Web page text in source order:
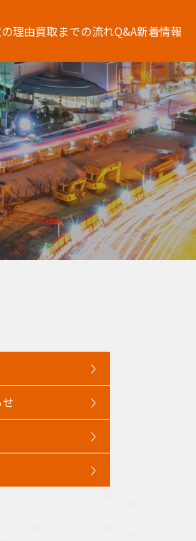
理由買取までの流れQ&A新着情報